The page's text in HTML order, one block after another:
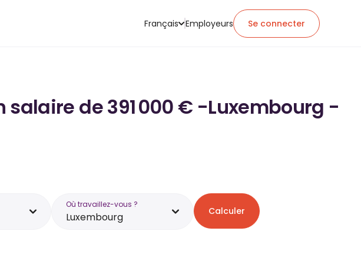
Français Employeurs Se connecter
de 391 000 € -Luxembourg -
Où travaillez-vous ?
Luxembourg Calculer